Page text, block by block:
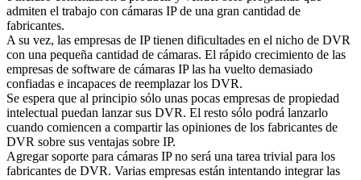
admiten el trabajo con cámaras IP de una gran cantidad de
fabricantes.
A su vez, las empresas de IP tienen dificultades en el nicho de DVR
con una pequeña cantidad de cámaras. El rápido crecimiento de las
empresas de software de cámaras IP las ha vuelto demasiado
confiadas e incapaces de reemplazar los DVR.
Se espera que al principio sólo unas pocas empresas de propiedad
intelectual puedan lanzar sus DVR. El resto sólo podrá lanzarlo
cuando comiencen a compartir las opiniones de los fabricantes de
DVR sobre sus ventajas sobre IP.
Agregar soporte para cámaras IP no será una tarea trivial para los
fabricantes de DVR. Varias empresas están intentando integrar las